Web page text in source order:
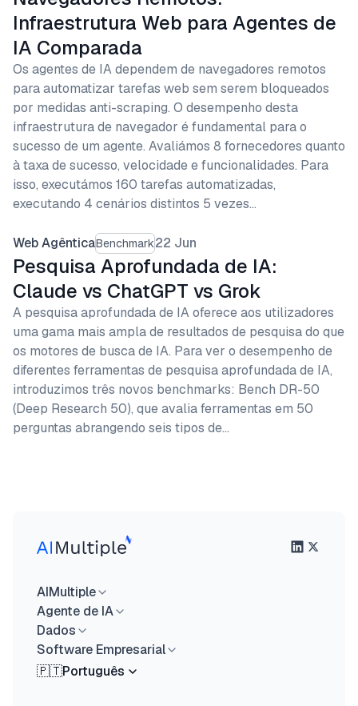
Infraestrutura Web para Agentes de
IA Comparada
Os agentes de IA dependem de navegadores remotos
para automatizar tarefas web sem serem bloqueados
por medidas anti-scraping. O desempenho desta
infraestrutura de navegador é fundamental para o
sucesso de um agente. Avaliámos 8 fornecedores quanto
à taxa de sucesso, velocidade e funcionalidades. Para
isso, executámos 160 tarefas automatizadas,
executando 4 cenários distintos 5 vezes…
Web AgênticaBenchmark22 Jun
Pesquisa Aprofundada de IA:
Claude vs ChatGPT vs Grok
A pesquisa aprofundada de IA oferece aos utilizadores
uma gama mais ampla de resultados de pesquisa do que
os motores de busca de IA. Para ver o desempenho de
diferentes ferramentas de pesquisa aprofundada de IA,
introduzimos três novos benchmarks: Bench DR-50
(Deep Research 50), que avalia ferramentas em 50
perguntas abrangendo seis tipos de…
AIMultiple
Agente de IA
Dados
Software Empresarial
🇵🇹Português